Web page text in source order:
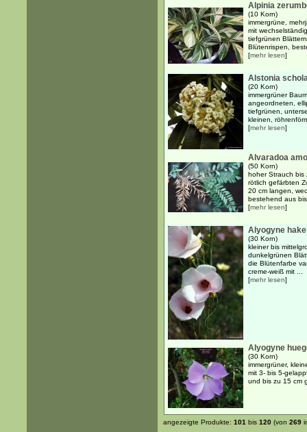
Alpinia
(10 Korn)
immergrüne,
mit
tiefgrünen
Blütenrispen,
[mehr lesen]
Alstonia
(20 Korn)
immergrüner
angeordneten,
tiefgrünen,
kleinen,
[mehr lesen]
Alvaradoa
(50 Korn)
hoher Strauch bis
rötlich gefärbten
20 cm langen,
bestehend aus
[mehr lesen]
Alyogyne
(30 Korn)
kleiner bis
dunkelgrünen
die Blütenfarbe
creme-weiß mit ...
[mehr lesen]
Alyogyne
(30 Korn)
immergrüner,
mit 3- bis 5-
und bis zu 15 cm
angezeigte Produkte: 101 bis 120 (von 269